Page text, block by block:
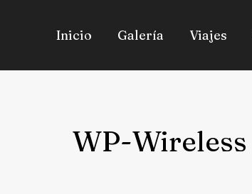
Inicio Galería Viajes
WP-Wireless